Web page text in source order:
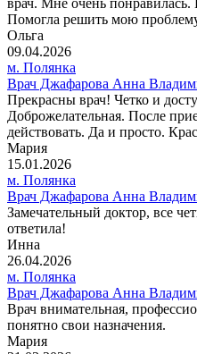
Помогла решить мою
Ольга
09.04.2026
м. Полянка
Врач Джафарова Анна
Прекрасны врач! Четко и
Доброжелательная. После
действовать. Да и просто.
Мария
15.01.2026
м. Полянка
Врач Джафарова Анна
Замечательный доктор, все
ответила!
Инна
26.04.2026
м. Полянка
Врач Джафарова Анна
Врач внимательная,
понятно свои назначения.
Мария